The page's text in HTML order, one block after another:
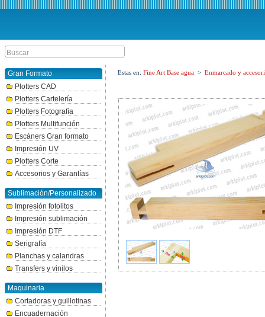
Gran Formato
Plotters CAD
Plotters Cartelería
Plotters Fotografía
Plotters Multifunción
Escáners Gran formato
Impresión UV
Plotters Corte
Accesorios y Garantías
Sublimación/Personalizado
Impresión fotolitos
Impresión sublimación
Impresión DTF
Serigrafía
Planchas y calandras
Transfers y vinilos
Maquinaria
Cortadoras y guillotinas
Encuadernación
Estas en: Fine Art Base agua > Enmarcado y